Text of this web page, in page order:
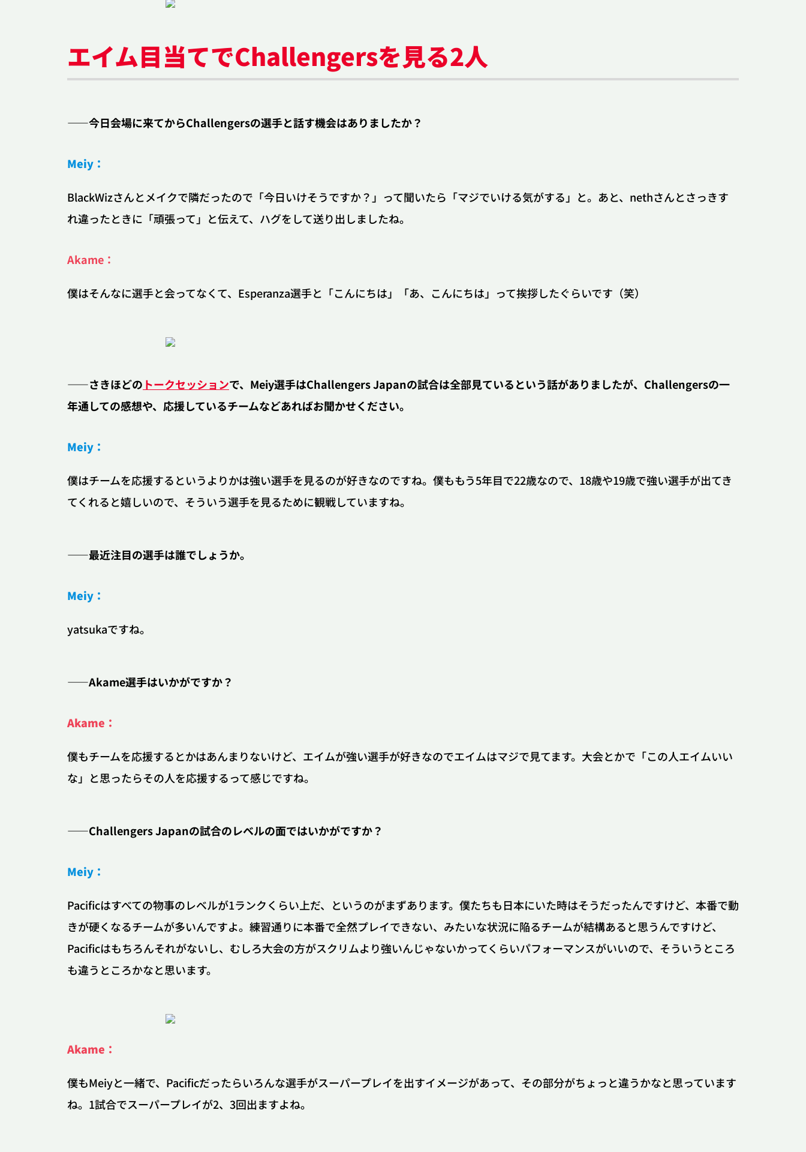
VALORANT
コミュニティ アップデート
インタビュー
League of Legends
Teamfight Tactics 2XKO
Riot Games
ニュース Riot Games ONE
エイム目当てでChallengersを見る2人
――今日会場に来てからChallengersの選手と話す機会はありましたか？
Meiy：
BlackWizさんとメイクで隣だったので「今日いけそうですか？」って聞いたら「マジでいける気がする」と。あと、nethさんとさっきす
れ違ったときに「頑張って」と伝えて、ハグをして送り出しましたね。
Akame：
僕はそんなに選手と会ってなくて、Esperanza選手と「こんにちは」「あ、こんにちは」って挨拶したぐらいです（笑）
――さきほどの トークセッションで、Meiy選手はChallengers Japanの試合は全部見ているという話がありましたが、Challengersの一
年通しての感想や、応援しているチームなどあればお聞かせください。
Meiy：
僕はチームを応援するというよりかは強い選手を見るのが好きなのですね。僕ももう5年目で22歳なので、18歳や19歳で強い選手が出てき
てくれると嬉しいので、そういう選手を見るために観戦していますね。
――最近注目の選手は誰でしょうか。
Meiy：
yatsukaですね。
――Akame選手はいかがですか？
Akame：
僕もチームを応援するとかはあんまりないけど、エイムが強い選手が好きなのでエイムはマジで見てます。大会とかで「この人エイムいい
な」と思ったらその人を応援するって感じですね。
――Challengers Japanの試合のレベルの面ではいかがですか？
Meiy：
Pacificはすべての物事のレベルが1ランクくらい上だ、というのがまずあります。僕たちも日本にいた時はそうだったんですけど、本番で動
きが硬くなるチームが多いんですよ。練習通りに本番で全然プレイできない、みたいな状況に陥るチームが結構あると思うんですけど、
Pacificはもちろんそれがないし、むしろ大会の方がスクリムより強いんじゃないかってくらいパフォーマンスがいいので、そういうところ
も違うところかなと思います。
Akame：
僕もMeiyと一緒で、Pacificだったらいろんな選手がスーパープレイを出すイメージがあって、その部分がちょっと違うかなと思っています
ね。1試合でスーパープレイが2、3回出ますよね。